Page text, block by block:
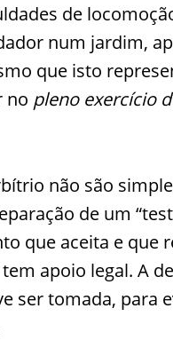
de
num jardim,
que isto
no pleno exercício
não são
de um
que aceita e que
apoio legal. A
ser tomada, para